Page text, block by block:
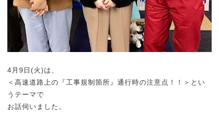
4月9日(火)は、
＜高速道路上の『工事規制箇所』通行時の注意点！！＞とい
うテーマで
お話伺いました。